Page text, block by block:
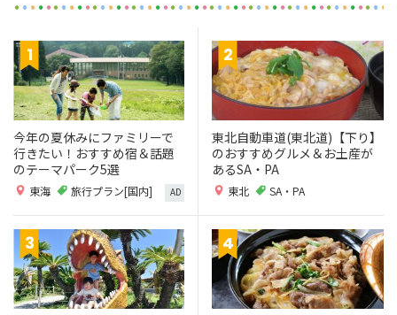
今年の夏休みにファミリーで
行きたい！おすすめ宿＆話題
のテーマパーク5選
東海 旅行プラン[国内] AD
東北自動車道(東北道)【下り】
のおすすめグルメ＆お土産が
あるSA・PA
東北 SA・PA